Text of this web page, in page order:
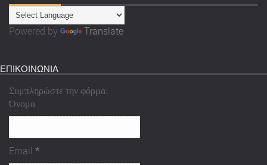
Powered by Translate
ΕΠΙΚΟΙΝΩΝΙΑ
Συμπληρώστε την φόρμα.
Όνομα
Email *